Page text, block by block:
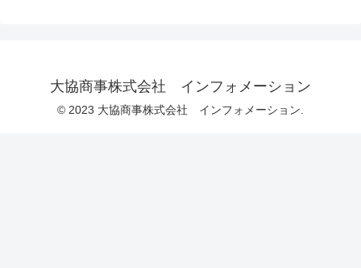
大協商事株式会社 インフォメーション
© 2023 大協商事株式会社 インフォメーション.